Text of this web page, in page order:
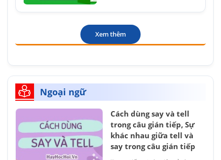
Xem thêm
Ngoại ngữ
Cách dùng say và tell
trong câu gián tiếp, Sự
khác nhau giữa tell và
say trong câu gián tiếp